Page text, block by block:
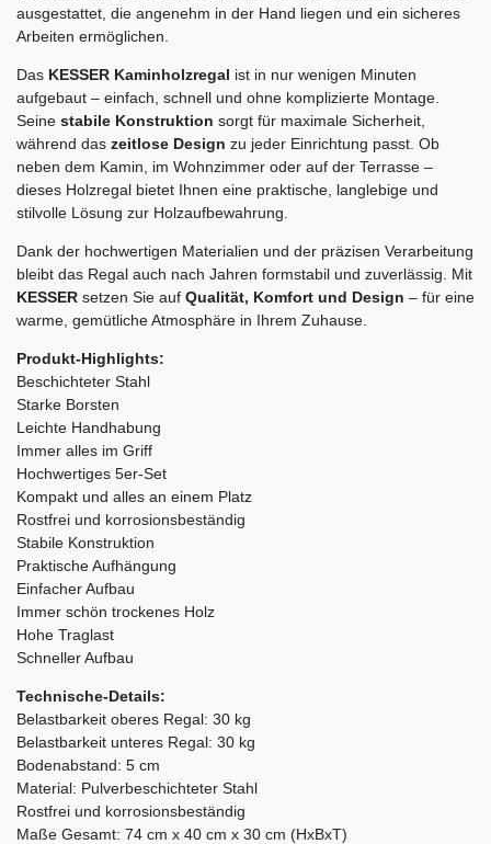
ausgestattet, die angenehm in der Hand liegen und ein sicheres
Arbeiten ermöglichen.
Das KESSER Kaminholzregal ist in nur wenigen Minuten
aufgebaut – einfach, schnell und ohne komplizierte Montage.
Seine stabile Konstruktion sorgt für maximale Sicherheit,
während das zeitlose Design zu jeder Einrichtung passt. Ob
neben dem Kamin, im Wohnzimmer oder auf der Terrasse –
dieses Holzregal bietet Ihnen eine praktische, langlebige und
stilvolle Lösung zur Holzaufbewahrung.
Dank der hochwertigen Materialien und der präzisen Verarbeitung
bleibt das Regal auch nach Jahren formstabil und zuverlässig. Mit
KESSER setzen Sie auf Qualität, Komfort und Design – für eine
warme, gemütliche Atmosphäre in Ihrem Zuhause.
Produkt-Highlights:
Beschichteter Stahl
Starke Borsten
Leichte Handhabung
Immer alles im Griff
Hochwertiges 5er-Set
Kompakt und alles an einem Platz
Rostfrei und korrosionsbeständig
Stabile Konstruktion
Praktische Aufhängung
Einfacher Aufbau
Immer schön trockenes Holz
Hohe Traglast
Schneller Aufbau
Technische-Details:
Belastbarkeit oberes Regal: 30 kg
Belastbarkeit unteres Regal: 30 kg
Bodenabstand: 5 cm
Material: Pulverbeschichteter Stahl
Rostfrei und korrosionsbeständig
Maße Gesamt: 74 cm x 40 cm x 30 cm (HxBxT)